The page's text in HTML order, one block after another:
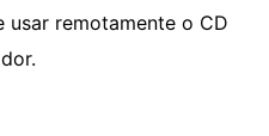
usar remotamente o CD